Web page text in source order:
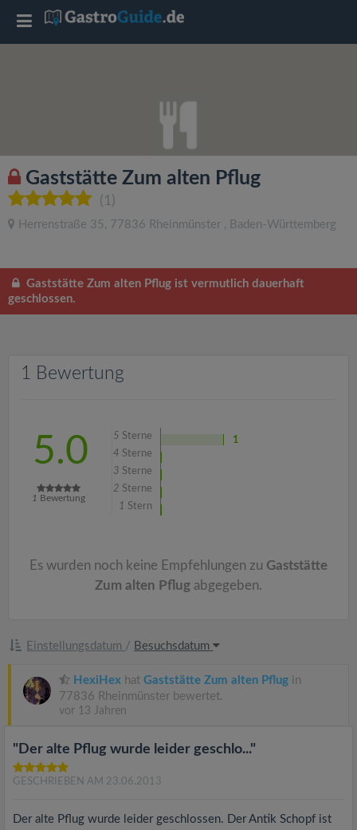
Gaststätte Zum alten Pflug
(1)
Herrenstraße 35 , 77836 Rheinmünster , Baden-Württemberg
Gaststätte Zum alten Pflug ist vermutlich dauerhaft
geschlossen.
1 Bewertung
5.0
1 Bewertung
5 Sterne
1
4 Sterne
3 Sterne
2 Sterne
1 Stern
Es wurden noch keine Empfehlungen zu Gaststätte
Zum alten Pflug abgegeben.
Einstellungsdatum / Besuchsdatum
HexiHex hat Gaststätte Zum alten Pflug in
77836 Rheinmünster bewertet.
vor 13 Jahren
"Der alte Pflug wurde leider geschlo..."
GESCHRIEBEN AM 23.06.2013
Der alte Pflug wurde leider geschlossen. Der Antik Schopf ist
T
l
e
a
g
a
i
n